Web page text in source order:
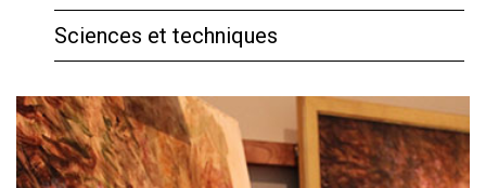
Sciences et techniques